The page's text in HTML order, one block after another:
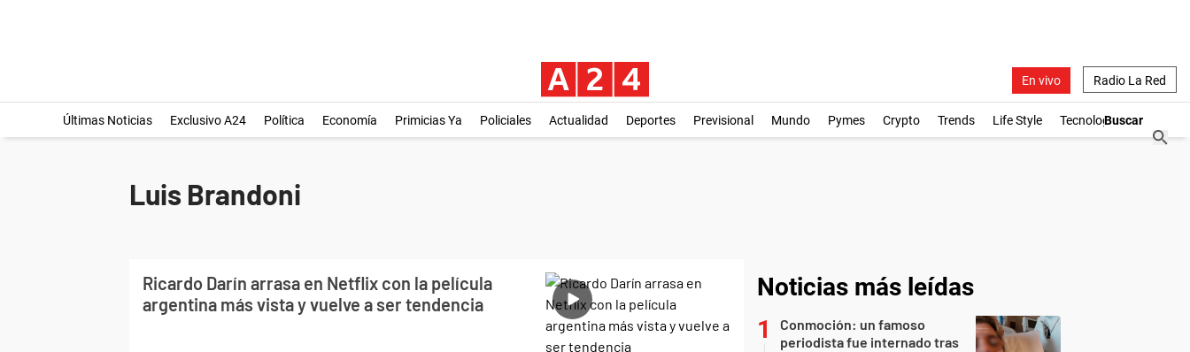
En vivo Radio La Red
Últimas Noticias Exclusivo A24 Política Economía Primicias Ya Policiales Actualidad Deportes Previsional Mundo Pymes Crypto Trends Life Style Tecnología
Luis Brandoni
Ricardo Darín arrasa en Netflix con la película
argentina más vista y vuelve a ser tendencia
Noticias más leídas
Conmoción: un famoso
periodista fue internado tras